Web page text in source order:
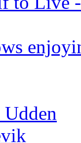
Udden